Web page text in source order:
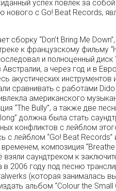
успех повлек за
нового с Go! Beat Records,
сборку “Don’t Bring Me
к французскому фильму
и полноценный диск
а через год и в
акустических инструментов
сравнивать с работами
американского
“The Bully”, а также две
должна была стать
конфликтов с лейблом
с лейблом “Go! Beat
композиция “Breathe
саундтреком к
в 2006 году под песню
(которая занималась
альбом “Colour the Small